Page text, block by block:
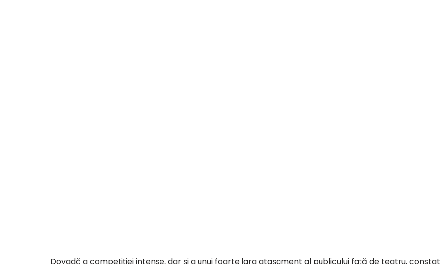
Dovadă a competiției intense, dar și a unui foarte larg atașament al publicului față de teatru, constat